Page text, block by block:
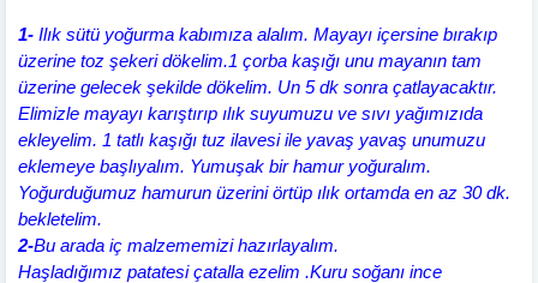
1- Ilık sütü yoğurma kabımıza alalım. Mayayı içersine bırakıp
üzerine toz şekeri dökelim.1 çorba kaşığı unu mayanın tam
üzerine gelecek şekilde dökelim. Un 5 dk sonra çatlayacaktır.
Elimizle mayayı karıştırıp ılık suyumuzu ve sıvı yağımızıda
ekleyelim. 1 tatlı kaşığı tuz ilavesi ile yavaş yavaş unumuzu
eklemeye başlıyalım. Yumuşak bir hamur yoğuralım.
Yoğurduğumuz hamurun üzerini örtüp ılık ortamda en az 30 dk.
bekletelim.
2-Bu arada iç malzememizi hazırlayalım.
Haşladığımız patatesi çatalla ezelim .Kuru soğanı ince